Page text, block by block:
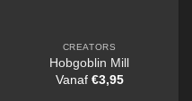
CREATORS
Hobgoblin Mill
Vanaf €3,95